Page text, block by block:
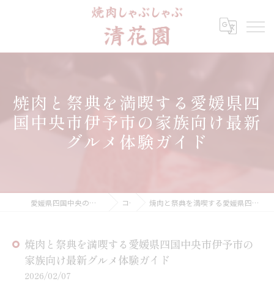
焼肉と祭典を満喫する愛媛県四
国中央市伊予市の家族向け最新
グルメ体験ガイド
愛媛県四国中央の焼肉なら焼肉しゃぶしゃぶ 清花園 コラム 焼肉と祭典を満喫する愛媛県四国中央市伊予市の家族向け最新グルメ体験ガイド
焼肉と祭典を満喫する愛媛県四国中央市伊予市の
家族向け最新グルメ体験ガイド
2026/02/07